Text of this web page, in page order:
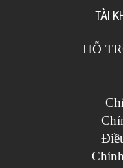
TÀI
HỖ